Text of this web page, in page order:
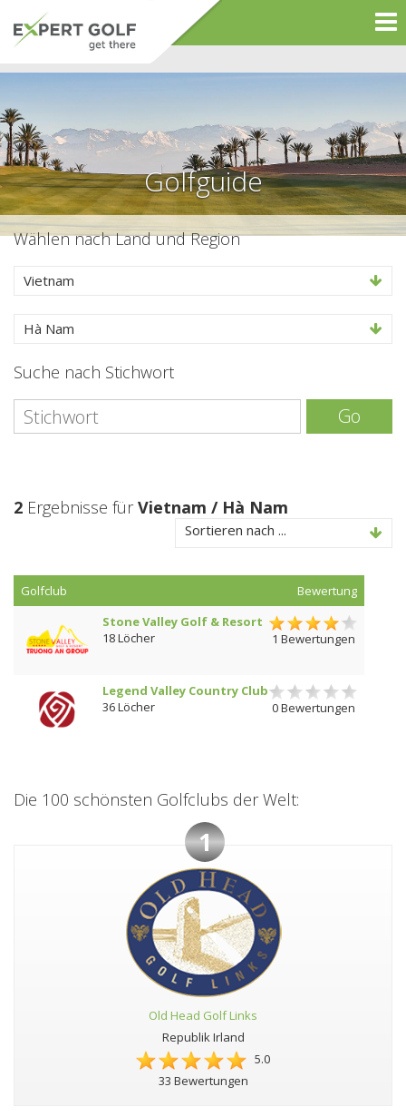
Golfguide
Wählen nach Land und Region
Vietnam
Hà Nam
Suche nach Stichwort
Go
2 Ergebnisse fürVietnam / Hà Nam
Sortieren nach ...
Golfclub
Bewertung
Stone Valley Golf & Resort
18 Löcher
1 Bewertungen
Legend Valley Country Club
36 Löcher
0 Bewertungen
Die 100 schönsten Golfclubs der Welt:
1
Old Head Golf Links
Republik Irland
5.0
33 Bewertungen